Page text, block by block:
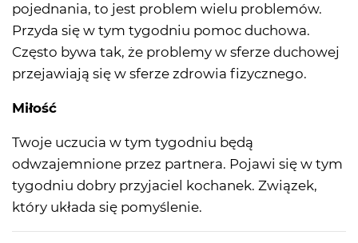
pojednania, to jest problem wielu problemów.
Przyda się w tym tygodniu pomoc duchowa.
Często bywa tak, że problemy w sferze duchowej
przejawiają się w sferze zdrowia fizycznego.
Miłość
Twoje uczucia w tym tygodniu będą
odwzajemnione przez partnera. Pojawi się w tym
tygodniu dobry przyjaciel kochanek. Związek,
który układa się pomyślenie.